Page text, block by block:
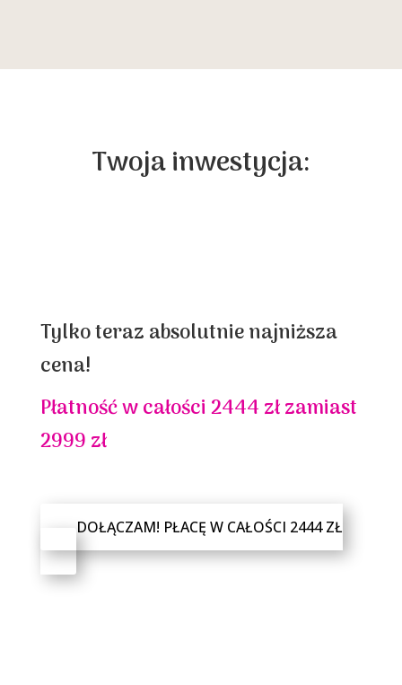
Twoja inwestycja:
Tylko teraz absolutnie najniższa
cena!
Płatność w całości 2444 zł zamiast
2999 zł
DOŁĄCZAM! PŁACĘ W CAŁOŚCI 2444 ZŁ